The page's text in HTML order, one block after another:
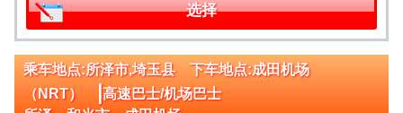
选择
乘车地点:所泽市,埼玉县 下车地点:成田机场
（NRT） |高速巴士/机场巴士